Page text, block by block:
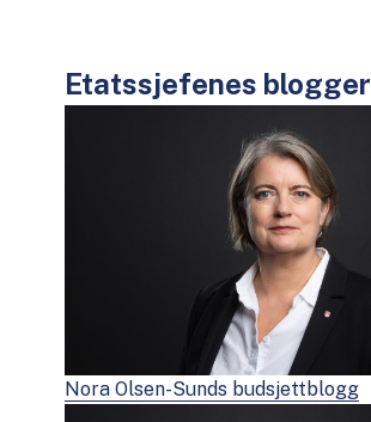
Etatssjefenes blogger
Nora Olsen-Sunds budsjettblogg